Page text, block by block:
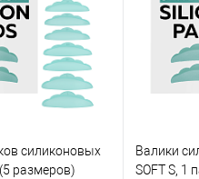
силиконовых
(5 размеров)
Валики
SOFT S, 1